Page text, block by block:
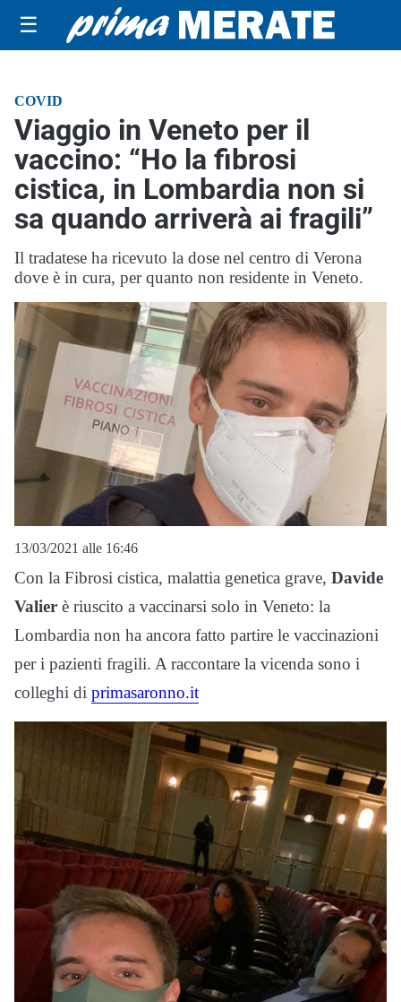
☰
COVID
Viaggio in Veneto per il
vaccino: “Ho la fibrosi
cistica, in Lombardia non si
sa quando arriverà ai fragili”
Il tradatese ha ricevuto la dose nel centro di Verona
dove è in cura, per quanto non residente in Veneto.
13/03/2021 alle 16:46
Con la Fibrosi cistica, malattia genetica grave, Davide
Valier è riuscito a vaccinarsi solo in Veneto: la
Lombardia non ha ancora fatto partire le vaccinazioni
per i pazienti fragili. A raccontare la vicenda sono i
colleghi di primasaronno.it